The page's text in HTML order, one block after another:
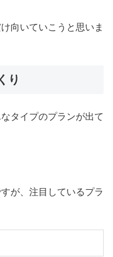
向いていこうと思いま
り
タイプのプランが出て
が、注目しているプラ